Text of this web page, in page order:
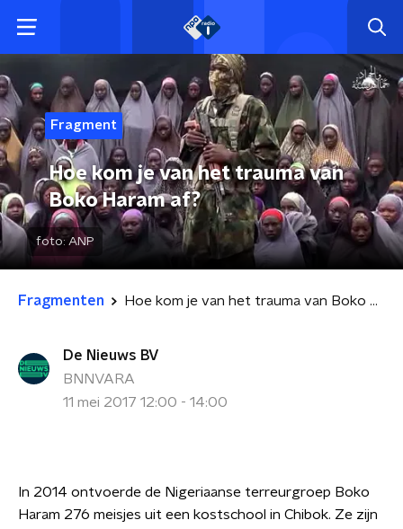
Fragment
Hoe kom je van het trauma van
Boko Haram af?
foto: ANP
Fragmenten Hoe kom je van het trauma van Boko Haram af?
De Nieuws BV
BNNVARA
11 mei 2017 12:00 - 14:00
In 2014 ontvoerde de Nigeriaanse terreurgroep Boko
Haram 276 meisjes uit een kostschool in Chibok. Ze zijn